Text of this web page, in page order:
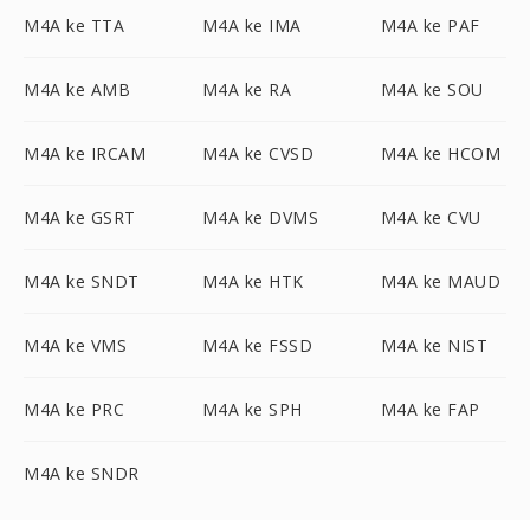
M4A ke TTA M4A ke IMA M4A ke PAF
M4A ke AMB M4A ke RA M4A ke SOU
M4A ke IRCAM M4A ke CVSD M4A ke HCOM
M4A ke GSRT M4A ke DVMS M4A ke CVU
M4A ke SNDT M4A ke HTK M4A ke MAUD
M4A ke VMS M4A ke FSSD M4A ke NIST
M4A ke PRC M4A ke SPH M4A ke FAP
M4A ke SNDR